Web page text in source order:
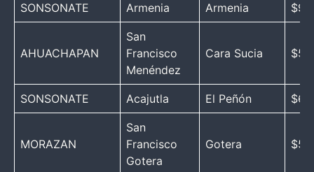
SONSONATE Armenia Armenia
AHUACHAPAN
San
Francisco
Menéndez
Cara Sucia
SONSONATE Acajutla El Peñón
MORAZAN
San
Francisco
Gotera
Gotera